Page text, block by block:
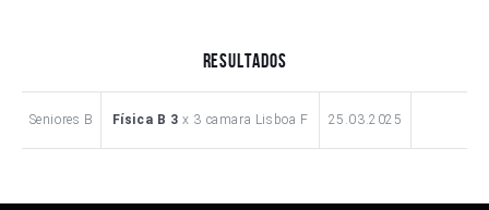
Resultados
Seniores B Física B 3 x 3 camara Lisboa F 25.03.2025